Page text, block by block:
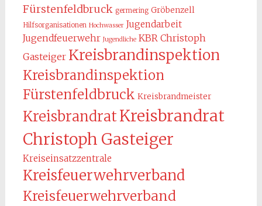
Fürstenfeldbruck germering Gröbenzell
Hilfsorganisationen Hochwasser Jugendarbeit
Jugendfeuerwehr Jugendliche KBR Christoph
Gasteiger Kreisbrandinspektion
Kreisbrandinspektion
Fürstenfeldbruck Kreisbrandmeister
KreisbrandratKreisbrandrat
Christoph Gasteiger
Kreiseinsatzzentrale
Kreisfeuerwehrverband
Kreisfeuerwehrverband